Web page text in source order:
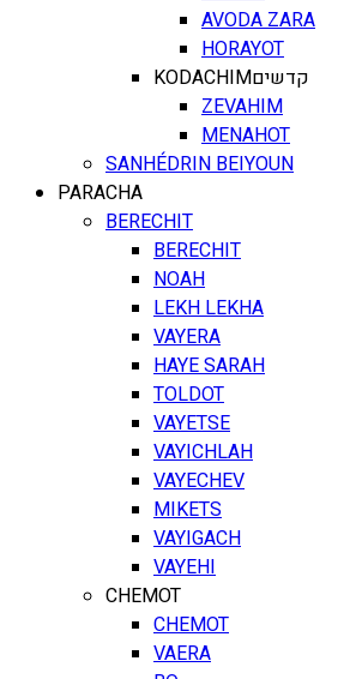
AVODA ZARA
HORAYOT
KODACHIMקדשים
ZEVAHIM
MENAHOT
SANHÉDRIN BEIYOUN
PARACHA
BERECHIT
BERECHIT
NOAH
LEKH LEKHA
VAYERA
HAYE SARAH
TOLDOT
VAYETSE
VAYICHLAH
VAYECHEV
MIKETS
VAYIGACH
VAYEHI
CHEMOT
CHEMOT
VAERA